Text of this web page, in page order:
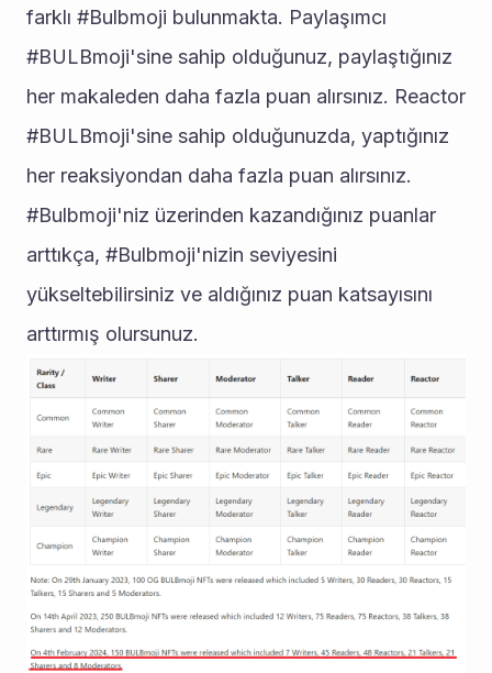
farklı #Bulbmoji bulunmakta. Paylaşımcı
#BULBmoji'sine sahip olduğunuz, paylaştığınız
her makaleden daha fazla puan alırsınız. Reactor
#BULBmoji'sine sahip olduğunuzda, yaptığınız
her reaksiyondan daha fazla puan alırsınız.
#Bulbmoji'niz üzerinden kazandığınız puanlar
arttıkça, #Bulbmoji'nizin seviyesini
yükseltebilirsiniz ve aldığınız puan katsayısını
arttırmış olursunuz.